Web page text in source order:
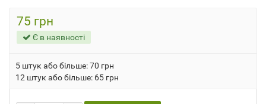
75 грн
Є в наявності
5 штук або більше: 70 грн
12 штук або більше: 65 грн